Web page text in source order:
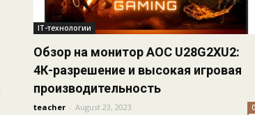
IT-технологии
Обзор на монитор AOC U28G2XU2:
4К-разрешение и высокая игровая
производительность
teacher - August 23, 2023 0